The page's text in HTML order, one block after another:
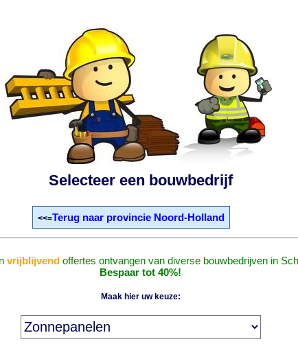
Selecteer een bouwbedrijf
<<=Terug naar provincie Noord-Holland
vrijblijvendoffertes ontvangen van diverse bouwbedrijven in
Bespaar tot 40%!
Maak hier uw keuze: